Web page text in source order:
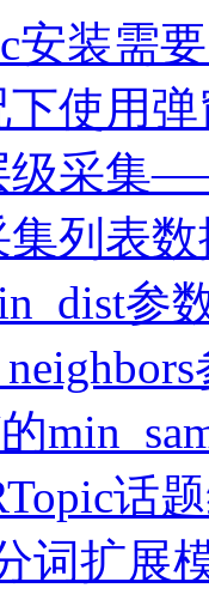
安装需
使用
级采集
集列表
参
话
词扩展